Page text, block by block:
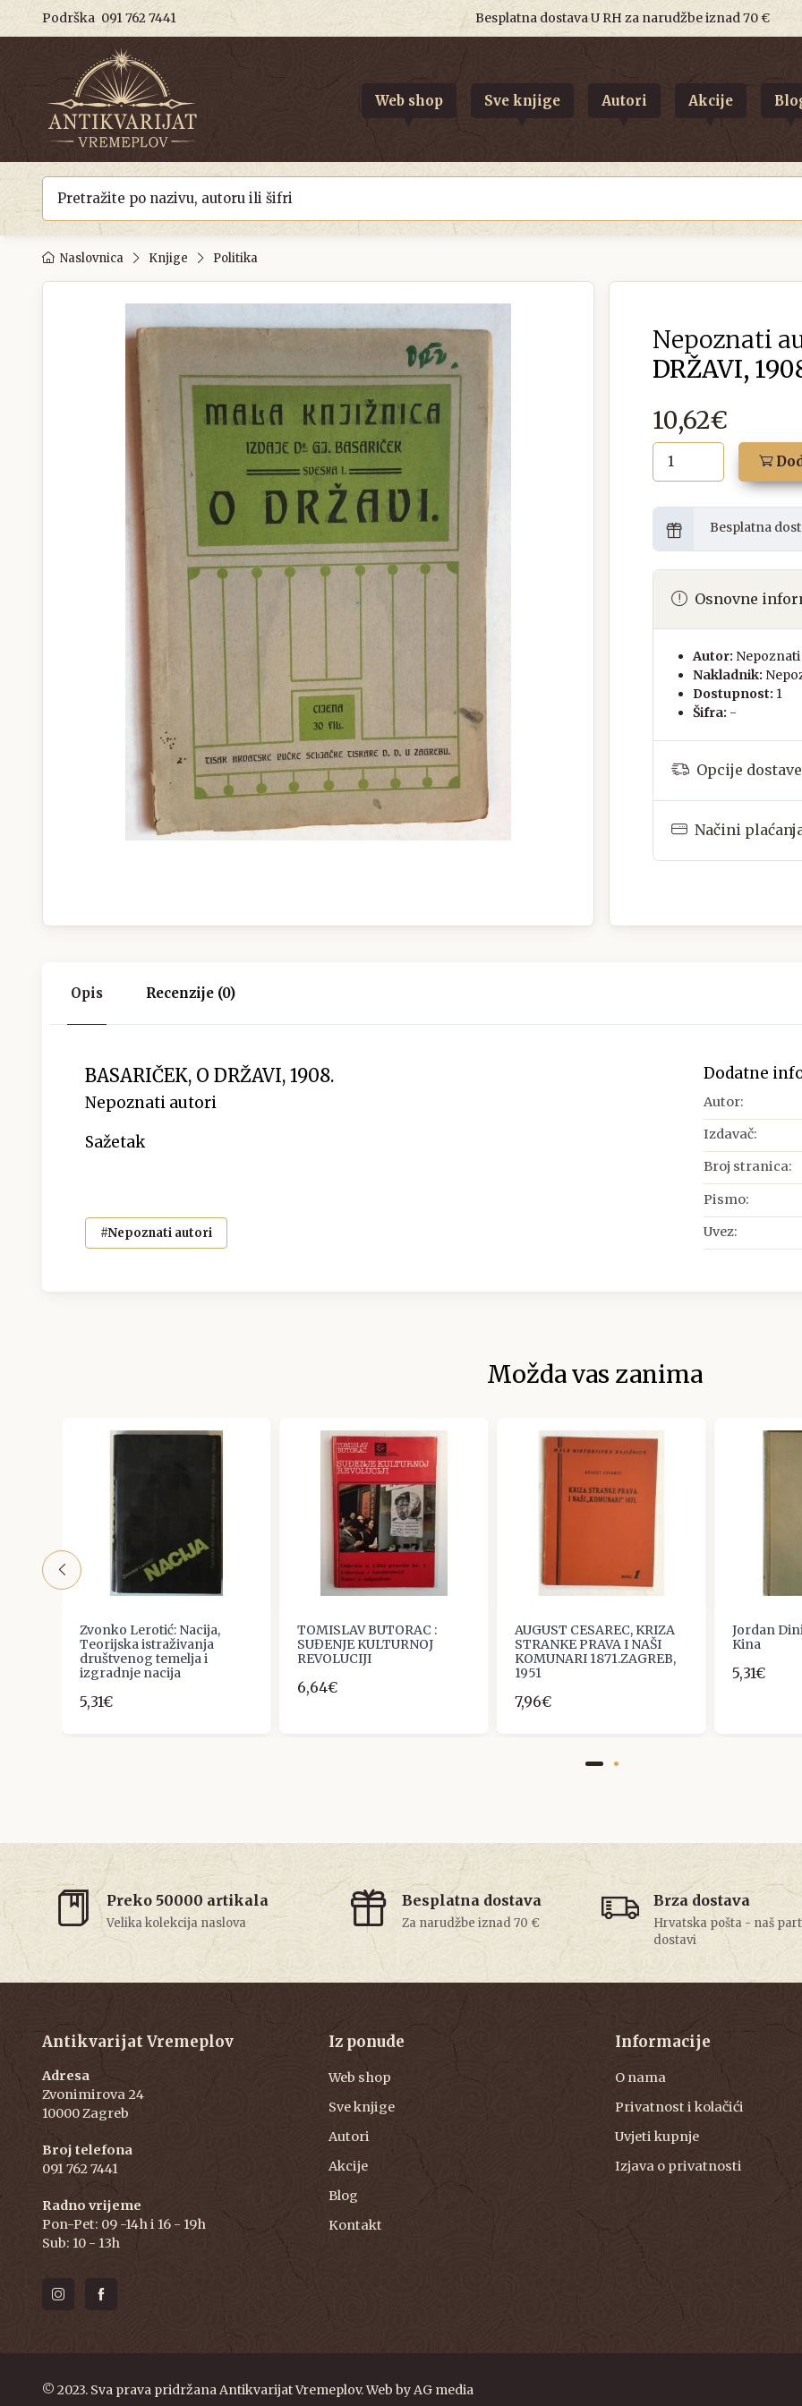
Podrška 091 762 7441 Besplatna dostava U RH za narudžbe iznad 70 €
Web shop Sve knjige Autori Akcije
Naslovnica Knjige Politika
Nepoznati
DRŽAVI,
10,62€
Besplatna
Osnovne
Autor:
Nakladnik:
Dostupnost: 1
Šifra: -
Opcije dostave
Načini
Opis Recenzije (0)
BASARIČEK, O DRŽAVI, 1908.
Nepoznati autori
Sažetak
#Nepoznati autori
Dodatne
Autor:
Izdavač:
Broj stranica:
Pismo:
Uvez:
Možda vas zanima
Zvonko Lerotić: Nacija,
Teorijska istraživanja
društvenog temelja i
izgradnje nacija
5,31€
TOMISLAV BUTORAC :
SUĐENJE KULTURNOJ
REVOLUCIJI
6,64€
AUGUST CESAREC, KRIZA
STRANKE PRAVA I NAŠI
KOMUNARI 1871.ZAGREB,
1951
7,96€
Jordan
Kina
5,31€
Preko 50000 artikala
Velika kolekcija naslova
Besplatna dostava
Za narudžbe iznad 70 €
Brza dostava
Hrvatska pošta - naš
dostavi
Antikvarijat Vremeplov
Adresa
Zvonimirova 24
10000 Zagreb
Broj telefona
091 762 7441
Radno vrijeme
Pon-Pet: 09 -14h i 16 - 19h
Sub: 10 - 13h
Iz ponude
Web shop
Sve knjige
Autori
Akcije
Blog
Kontakt
Informacije
O nama
Privatnost i kolačići
Uvjeti kupnje
Izjava o privatnosti
© 2023. Sva prava pridržana Antikvarijat Vremeplov. Web byAG media